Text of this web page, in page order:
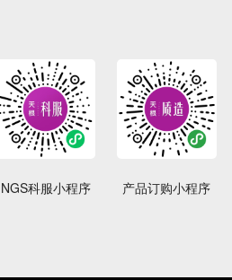
NGS科服小程序 产品订购小程序